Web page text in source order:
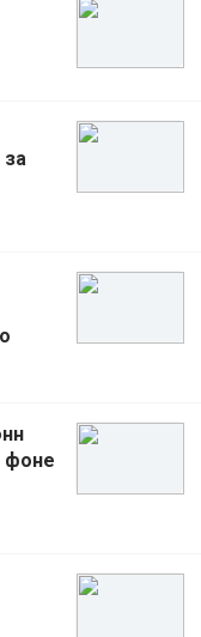
за
фоне